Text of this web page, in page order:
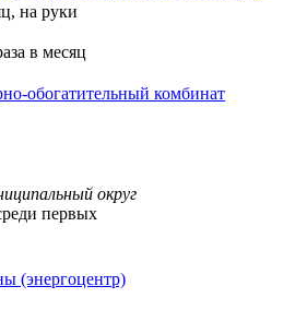
на руки
в месяц
обогатительный комбинат
округ
первых
(энергоцентр)